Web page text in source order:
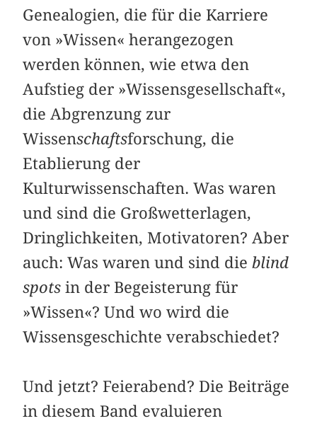
Genealogien, die für die Karriere
von »Wissen« herangezogen
werden können, wie etwa den
Aufstieg der »Wissensgesellschaft«,
die Abgrenzung zur
Wissenschaftsforschung, die
Etablierung der
Kulturwissenschaften. Was waren
und sind die Großwetterlagen,
Dringlichkeiten, Motivatoren? Aber
auch: Was waren und sind die blind
spots in der Begeisterung für
»Wissen«? Und wo wird die
Wissensgeschichte verabschiedet?
Und jetzt? Feierabend? Die Beiträge
in diesem Band evaluieren